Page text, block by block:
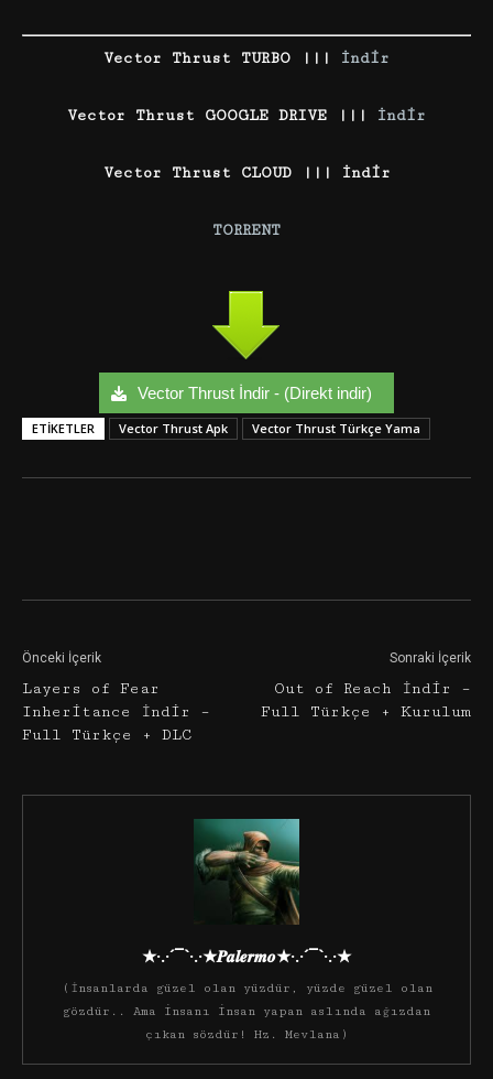
Vector Thrust TURBO ||| İndir
Vector Thrust GOOGLE DRIVE ||| İndir
Vector Thrust CLOUD ||| İndir
TORRENT
Vector Thrust İndir - (Direkt indir)
ETIKETLER Vector Thrust Apk Vector Thrust Türkçe Yama
Önceki İçerik
Layers of Fear
Inheritance İndir –
Full Türkçe + DLC
Sonraki İçerik
Out of Reach İndir –
Full Türkçe + Kurulum
★·.·´¯`·.·★𝑷𝒂𝒍𝒆𝒓𝒎𝒐★·.·´¯`·.·★
(İnsanlarda güzel olan yüzdür, yüzde güzel olan
gözdür.. Ama insanı insan yapan aslında ağızdan
çıkan sözdür! Hz. Mevlana)